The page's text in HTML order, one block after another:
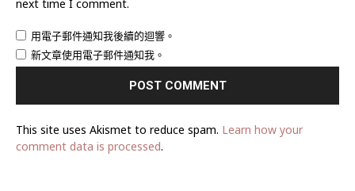
next time I comment.
用電子郵件通知我後續的迴響。
新文章使用電子郵件通知我。
This site uses Akismet to reduce spam. Learn how your
comment data is processed.